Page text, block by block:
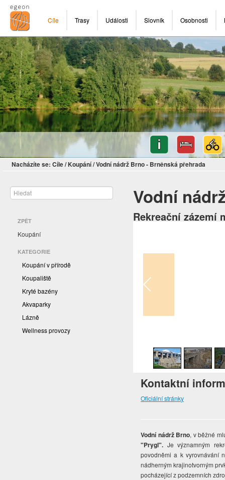
Cíle Trasy Události Slovník Osobnosti
Nacházíte se: Cíle/ Koupání/Vodní nádrž Brno - Brněnská přehrada
ZPĚT
Koupání
KATEGORIE
Koupání v přírodě
Koupaliště
Kryté bazény
Akvaparky
Lázně
Wellness provozy
Vodní
Rekreační zázemí
Kontaktní
Oficiální stránky
Vodní nádrž Brno, v běžné
"Prygl". Je významným
povodněmi a k vyrovnávání
nádherným krajinotvorným
pocházející z podzemních